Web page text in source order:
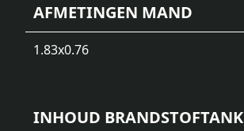
AFMETINGEN MAND
1.83x0.76
INHOUD BRANDSTOFTANK